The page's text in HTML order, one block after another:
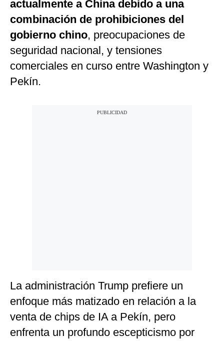
actualmente a China debido a una
combinación de prohibiciones del
gobierno chino, preocupaciones de
seguridad nacional, y tensiones
comerciales en curso entre Washington y
Pekín.
La administración Trump prefiere un
enfoque más matizado en relación a la
venta de chips de IA a Pekín, pero
enfrenta un profundo escepticismo por